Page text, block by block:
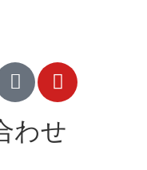
わせ